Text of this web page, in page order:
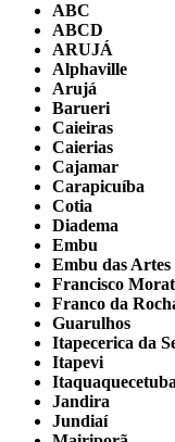
ABC
ABCD
ARUJÁ
Alphaville
Arujá
Barueri
Caieiras
Caierias
Cajamar
Carapicuíba
Cotia
Diadema
Embu
Embu das Artes
Francisco
Franco da
Guarulhos
Itapecerica da
Itapevi
Itaquaquecetuba
Jandira
Jundiaí